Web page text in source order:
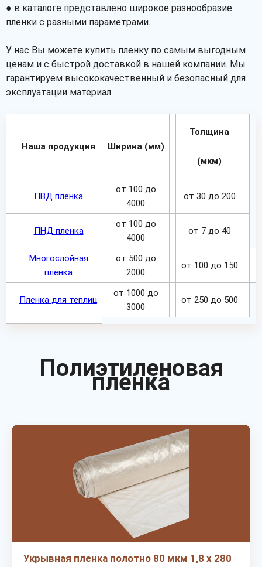
● в каталоге представлено широкое разнообразие
пленки с разными параметрами.
У нас Вы можете купить пленку по самым выгодным
ценам и с быстрой доставкой в нашей компании. Мы
гарантируем высококачественный и безопасный для
эксплуатации материал.
Наша продукция Ширина (мм)
Толщина
(мкм)
ПВД пленка
от 100 до
4000
от 30 до 200
ПНД пленка
от 100 до
4000
от 7 до 40
Многослойная
пленка
от 500 до
2000
от 100 до 150
Пленка для теплиц
от 1000 до
3000
от 250 до 500
Полиэтиленовая
пленка
Укрывная пленка полотно 80 мкм 1,8 х 280